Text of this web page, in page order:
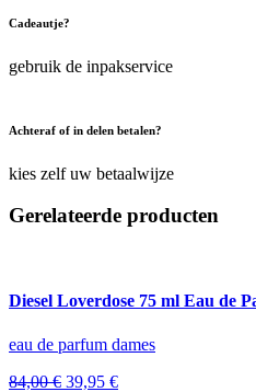
Cadeautje?
gebruik de inpakservice
Achteraf of in delen betalen?
kies zelf uw betaalwijze
Gerelateerde producten
Diesel Loverdose 75 ml Eau de
eau de parfum dames
84,00€ Oorspronkelijke
39,95 €Huidige